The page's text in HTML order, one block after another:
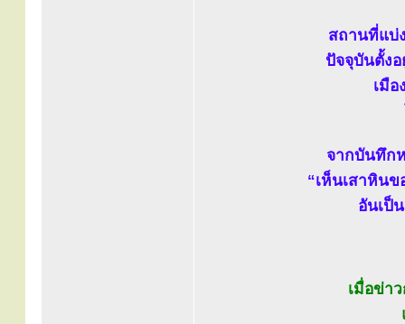
สถานที่แบ่
ปัจจุบันตั้ง
เมือ
จากบันทึก
“เห็นเสาหิน
อันเป็
เมื่อข่า